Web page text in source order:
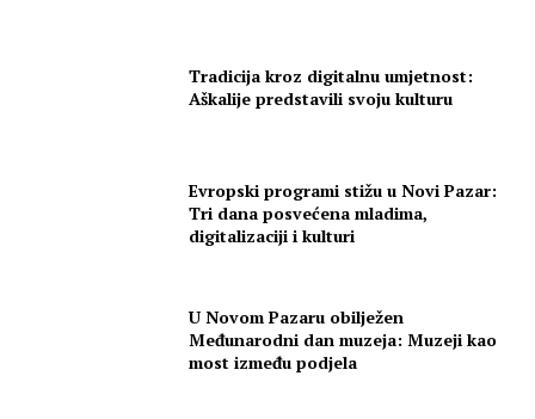
Tradicija kroz digitalnu umjetnost:
Aškalije predstavili svoju kulturu
Evropski programi stižu u Novi Pazar:
Tri dana posvećena mladima,
digitalizaciji i kulturi
U Novom Pazaru obilježen
Međunarodni dan muzeja: Muzeji kao
most između podjela